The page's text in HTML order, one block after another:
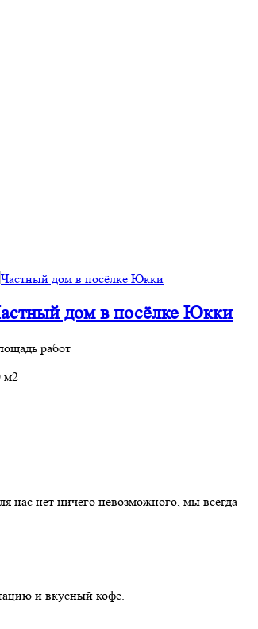
дом в посёлке Юкки
работ
м2
нас нет ничего невозможного, мы всегда
и вкусный кофе.